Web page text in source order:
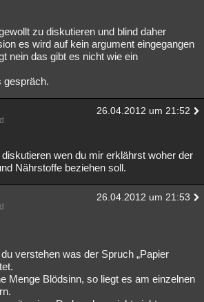
zu diskutieren und blind daher
es wird auf kein argument eingegangen
nein das gibt es nicht wie ein
gespräch.
26.04.2012 um 21:52
wen du mir erklährst woher der
Nährstoffe beziehen soll.
26.04.2012 um 21:53
verstehen was der Spruch „Papier
Menge Blödsinn, so liegt es am einzelnen